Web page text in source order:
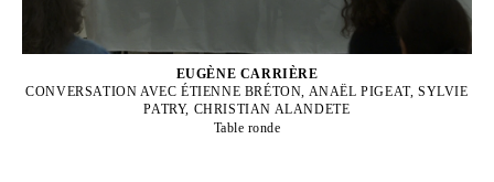
EUGÈNE CARRIÈRE
CONVERSATION AVEC ÉTIENNE BRÉTON, ANAËL PIGEAT, SYLVIE
PATRY, CHRISTIAN ALANDETE
Table ronde